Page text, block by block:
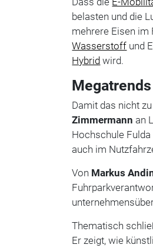
belasten und die
mehrere Eisen im
Wasserstoff und
Hybrid wird.
Damit das nicht
Zimmermann an
Hochschule
auch im
Von Markus
Thematisch
Er zeigt, wie